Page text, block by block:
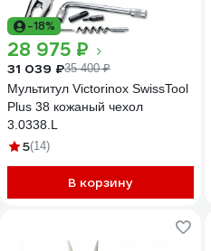
-18%
28 975 ₽
31 039 ₽35 400 ₽
Мультитул Victorinox SwissTool
Plus 38 кожаный чехол
3.0338.L
5(14)
В корзину